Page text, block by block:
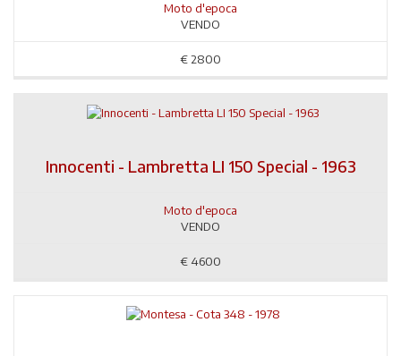
Moto d'epoca
VENDO
€2800
Innocenti - Lambretta LI 150 Special - 1963
Moto d'epoca
VENDO
€ 4600